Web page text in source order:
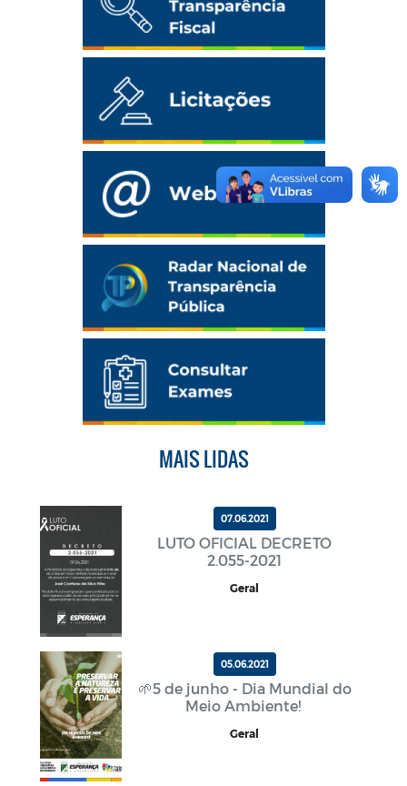
MAIS LIDAS
07.06.2021
LUTO OFICIAL DECRETO
2.055-2021
Geral
05.06.2021
🌱5 de junho - Dia Mundial do
Meio Ambiente!
Geral